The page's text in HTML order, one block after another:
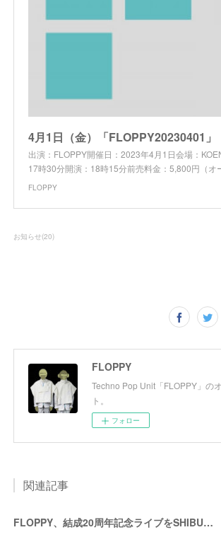
4月1日（金）「FLOPPY20230401」
出演：FLOPPY開催日：2023年4月1日会場：
17時30分開演：18時15分前売料金：5,800円（オ
FLOPPY
お知らせ(20)
FLOPPY
Techno Pop Unit「FLOPPY」の
ト。
フォロー
関連記事
FLOPPY、結成20周年記念ライブをSHIBUYA CLUB QUATTROで開催！